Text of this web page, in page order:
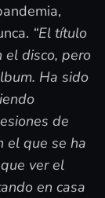
“El título
el disco, pero
Ha sido
de
el que se ha
ver el
en casa